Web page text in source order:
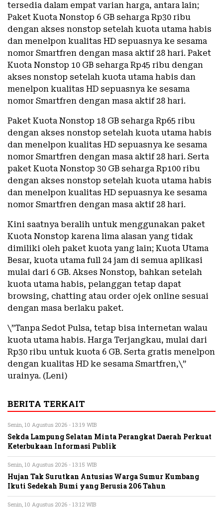
tersedia dalam empat varian harga, antara lain;
Paket Kuota Nonstop 6 GB seharga Rp30 ribu
dengan akses nonstop setelah kuota utama habis
dan menelpon kualitas HD sepuasnya ke sesama
nomor Smartfren dengan masa aktif 28 hari. Paket
Kuota Nonstop 10 GB seharga Rp45 ribu dengan
akses nonstop setelah kuota utama habis dan
menelpon kualitas HD sepuasnya ke sesama
nomor Smartfren dengan masa aktif 28 hari.
Paket Kuota Nonstop 18 GB seharga Rp65 ribu
dengan akses nonstop setelah kuota utama habis
dan menelpon kualitas HD sepuasnya ke sesama
nomor Smartfren dengan masa aktif 28 hari. Serta
paket Kuota Nonstop 30 GB seharga Rp100 ribu
dengan akses nonstop setelah kuota utama habis
dan menelpon kualitas HD sepuasnya ke sesama
nomor Smartfren dengan masa aktif 28 hari.
Kini saatnya beralih untuk menggunakan paket
Kuota Nonstop karena lima alasan yang tidak
dimiliki oleh paket kuota yang lain; Kuota Utama
Besar, kuota utama full 24 jam di semua aplikasi
mulai dari 6 GB. Akses Nonstop, bahkan setelah
kuota utama habis, pelanggan tetap dapat
browsing, chatting atau order ojek online sesuai
dengan masa berlaku paket.
\”Tanpa Sedot Pulsa, tetap bisa internetan walau
kuota utama habis. Harga Terjangkau, mulai dari
Rp30 ribu untuk kuota 6 GB. Serta gratis menelpon
dengan kualitas HD ke sesama Smartfren,\”
urainya. (Leni)
BERITA TERKAIT
Senin, 10 Agustus 2026 - 13:19 WIB
Sekda Lampung Selatan Minta Perangkat Daerah Perkuat
Keterbukaan Informasi Publik
Senin, 10 Agustus 2026 - 13:15 WIB
Hujan Tak Surutkan Antusias Warga Sumur Kumbang
Ikuti Sedekah Bumi yang Berusia 206 Tahun
Senin, 10 Agustus 2026 - 13:12 WIB